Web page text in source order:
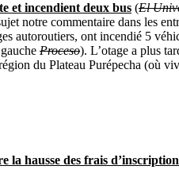
et incendient deux bus (El
notre commentaire dans les
autoroutiers, ont incendié 5
Proceso). L’otage a plus
du Plateau Purépecha (où
la hausse des frais d’inscription